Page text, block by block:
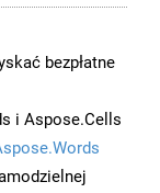
bezpłatne
i Aspose.Cells